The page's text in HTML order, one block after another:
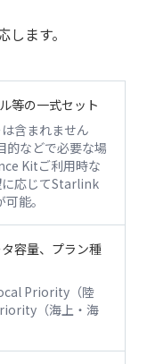
ます。
等の一式セット
含まれません
的などで必要な場
Kitご利用時な
に応じてStarlink
能。
容量、プラン種
Priority（陸
（海上・海